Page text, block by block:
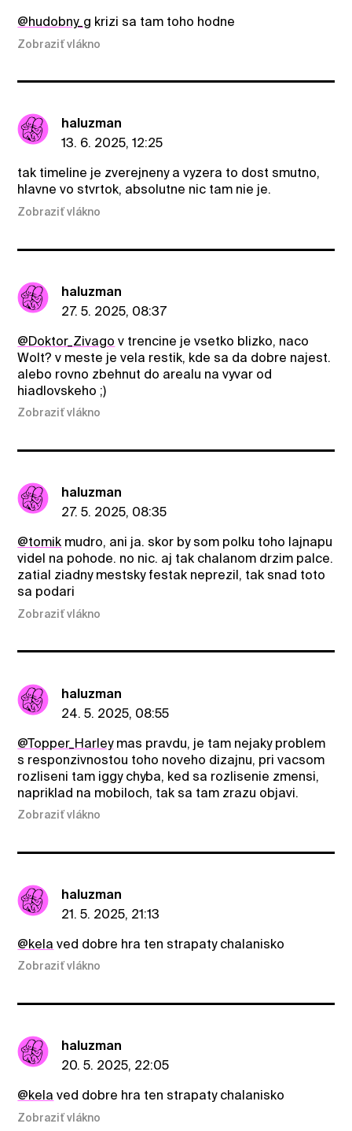
@hudobny_g krizi sa tam toho hodne
Zobraziť vlákno
haluzman
13. 6. 2025, 12:25
tak timeline je zverejneny a vyzera to dost smutno,
hlavne vo stvrtok, absolutne nic tam nie je.
Zobraziť vlákno
haluzman
27. 5. 2025, 08:37
@Doktor_Zivago v trencine je vsetko blizko, naco
Wolt? v meste je vela restik, kde sa da dobre najest.
alebo rovno zbehnut do arealu na vyvar od
hiadlovskeho ;)
Zobraziť vlákno
haluzman
27. 5. 2025, 08:35
@tomik mudro, ani ja. skor by som polku toho lajnapu
videl na pohode. no nic. aj tak chalanom drzim palce.
zatial ziadny mestsky festak neprezil, tak snad toto
sa podari
Zobraziť vlákno
haluzman
24. 5. 2025, 08:55
@Topper_Harleymas pravdu, je tam nejaky problem
s responzivnostou toho noveho dizajnu, pri vacsom
rozliseni tam iggy chyba, ked sa rozlisenie zmensi,
napriklad na mobiloch, tak sa tam zrazu objavi.
Zobraziť vlákno
haluzman
21. 5. 2025, 21:13
@kela ved dobre hra ten strapaty chalanisko
Zobraziť vlákno
haluzman
20. 5. 2025, 22:05
@kela ved dobre hra ten strapaty chalanisko
Zobraziť vlákno